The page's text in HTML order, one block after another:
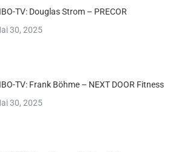
TV: Douglas Strom – PRECOR
30, 2025
TV: Frank Böhme – NEXT DOOR Fitness
30, 2025